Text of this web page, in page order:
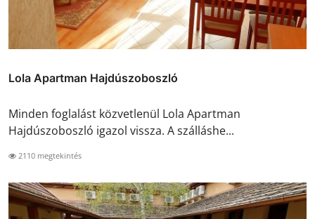
Lola Apartman Hajdúszoboszló
Minden foglalást közvetlenül Lola Apartman
Hajdúszoboszló igazol vissza. A szálláshe...
2110 megtekintés